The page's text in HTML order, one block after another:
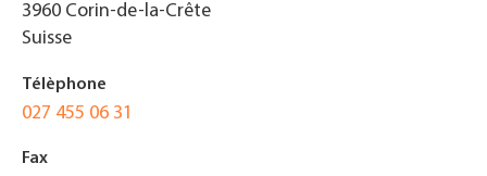
3960 Corin-de-la-Crête
Suisse
Télèphone
027 455 06 31
Fax